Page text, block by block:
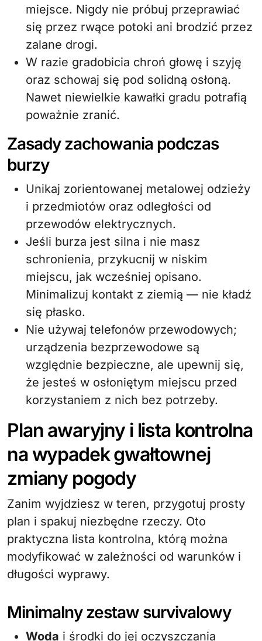
miejsce. Nigdy nie próbuj przeprawiać
się przez rwące potoki ani brodzić przez
zalane drogi.
W razie gradobicia chroń głowę i szyję
oraz schowaj się pod solidną osłoną.
Nawet niewielkie kawałki gradu potrafią
poważnie zranić.
Zasady zachowania podczas
burzy
Unikaj zorientowanej metalowej odzieży
i przedmiotów oraz odległości od
przewodów elektrycznych.
Jeśli burza jest silna i nie masz
schronienia, przykucnij w niskim
miejscu, jak wcześniej opisano.
Minimalizuj kontakt z ziemią — nie kładź
się płasko.
Nie używaj telefonów przewodowych;
urządzenia bezprzewodowe są
względnie bezpieczne, ale upewnij się,
że jesteś w osłoniętym miejscu przed
korzystaniem z nich bez potrzeby.
Plan awaryjny i lista kontrolna
na wypadek gwałtownej
zmiany pogody
Zanim wyjdziesz w teren, przygotuj prosty
plan i spakuj niezbędne rzeczy. Oto
praktyczna lista kontrolna, którą można
modyfikować w zależności od warunków i
długości wyprawy.
Minimalny zestaw survivalowy
Woda i środki do jej oczyszczania